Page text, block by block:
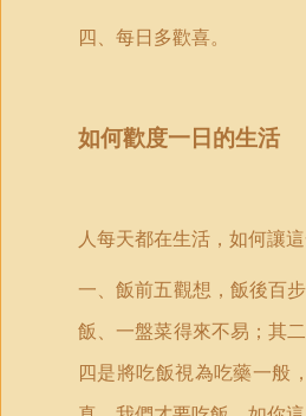
四、每日多歡喜。
如何歡度一日的生活
人每天都在生活，如何讓
一、飯前五觀想，飯後百
飯、一盤菜得來不易；其
四是將吃飯視為吃藥一般